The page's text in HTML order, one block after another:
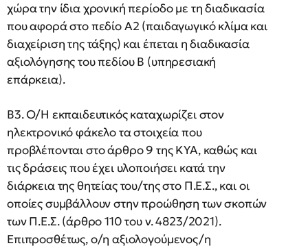
χώρα την ίδια χρονική περίοδο με τη διαδικασία
που αφορά στο πεδίο Α2 (παιδαγωγικό κλίμα και
διαχείριση της τάξης) και έπεται η διαδικασία
αξιολόγησης του πεδίου Β (υπηρεσιακή
επάρκεια).
Β3. Ο/Η εκπαιδευτικός καταχωρίζει στον
ηλεκτρονικό φάκελο τα στοιχεία που
προβλέπονται στο άρθρο 9 της ΚΥΑ, καθώς και
τις δράσεις που έχει υλοποιήσει κατά την
διάρκεια της θητείας του/της στο Π.Ε.Σ., και οι
οποίες συμβάλλουν στην προώθηση των σκοπών
των Π.Ε.Σ. (άρθρο 110 του ν. 4823/2021).
Επιπροσθέτως, ο/η αξιολογούμενος/η